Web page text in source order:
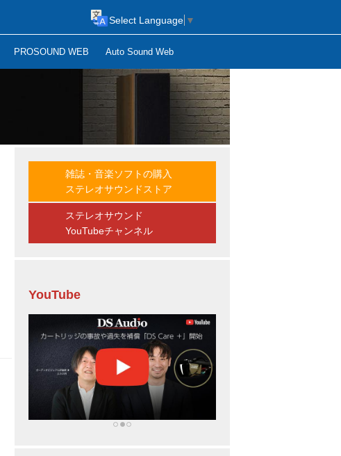
PROSOUND WEB Auto Sound Web
Select Language ▼
雑誌・音楽ソフトの購入
ステレオサウンドストア
ステレオサウンド
YouTubeチャンネル
YouTube